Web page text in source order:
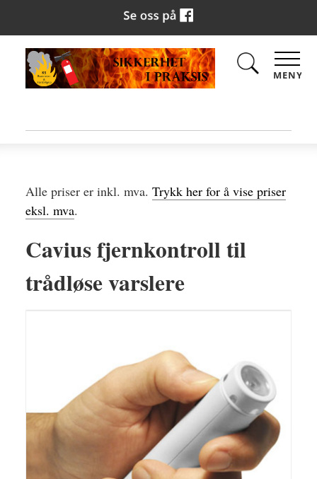
MENY
Alle priser er inkl. mva. Trykk her for å vise priser
eksl. mva.
Cavius fjernkontroll til
trådløse varslere